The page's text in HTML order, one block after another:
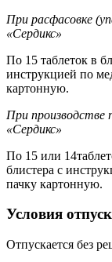
При расфасовке
«Сердикс»
По 15 таблеток в
инструкцией по
картонную.
При производстве
«Сердикс»
По 15 или
блистера с
пачку картонную.
Условия
Отпускается без